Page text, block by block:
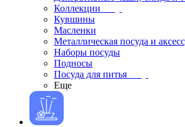
Коллекции
Кувшины
Масленки
Металлическая посуда и
Наборы посуды
Подносы
Посуда для питья
Еще